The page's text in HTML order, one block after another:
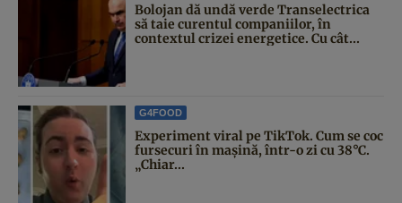
Bolojan dă undă verde Transelectrica
să taie curentul companiilor, în
contextul crizei energetice. Cu cât...
G4FOOD
Experiment viral pe TikTok. Cum se coc
fursecuri în mașină, într-o zi cu 38°C.
„Chiar...